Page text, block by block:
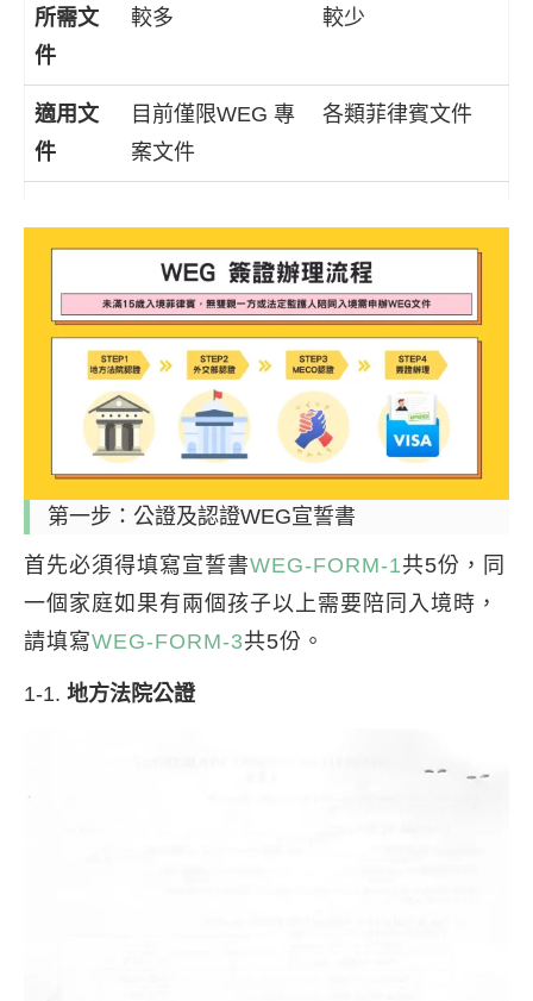
所需文
件
較多 較少
適用文
件
目前僅限WEG 專
案文件
各類菲律賓文件
第一步：公證及認證WEG宣誓書
首先必須得填寫宣誓書WEG-FORM-1共5份，同
一個家庭如果有兩個孩子以上需要陪同入境時，
請填寫WEG-FORM-3共5份。
1-1. 地方法院公證